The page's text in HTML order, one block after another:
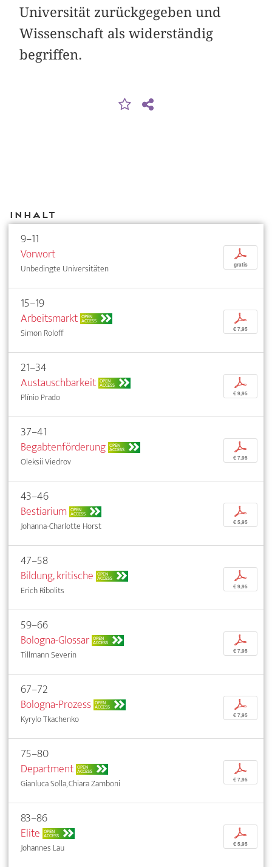
Universität zurückgegeben und
Wissenschaft als widerständig
begriffen.
Inhalt
9–11
Vorwort
Unbedingte Universitäten
p
gratis
15–19
Arbeitsmarkt OPEN
ACCESS
Simon Roloff
p
€ 7,95
21–34
Austauschbarkeit OPEN
ACCESS
Plínio Prado
p
€ 9,95
37–41
Begabtenförderung OPEN
ACCESS
Oleksii Viedrov
p
€ 7,95
43–46
Bestiarium OPEN
ACCESS
Johanna-Charlotte Horst
p
€ 5,95
47–58
Bildung, kritische OPEN
ACCESS
Erich Ribolits
p
€ 9,95
59–66
Bologna-Glossar OPEN
ACCESS
Tillmann Severin
p
€ 7,95
67–72
Bologna-Prozess OPEN
ACCESS
Kyrylo Tkachenko
p
€ 7,95
75–80
Department OPEN
ACCESS
Gianluca Solla, Chiara Zamboni
p
€ 7,95
83–86
Elite OPEN
ACCESS
Johannes Lau
p
€ 5,95